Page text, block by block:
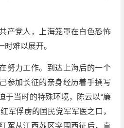
产党人，上海笼罩在白色恐怖
时难以展开。
努力工作。到达上海后的一个
参加长征的亲身经历着手撰写
于当时的特殊环境，陈云以“廉
军俘虏的国民党军军医之口，
军从江西苏区突围西征后，直